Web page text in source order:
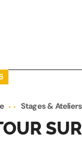
Stages & Ateliers